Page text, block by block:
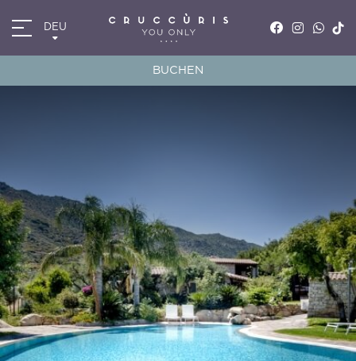
DEU
ITA
ENG
BUCHEN
10AUG2026
Zimmer
Promocode